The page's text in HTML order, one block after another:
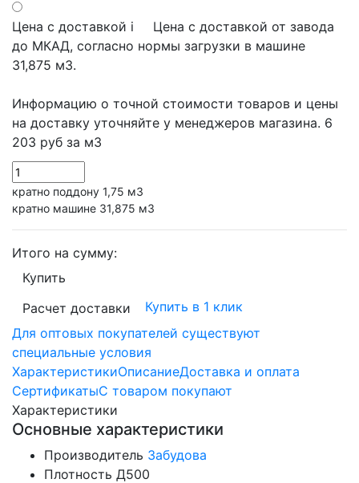
Цена с доставкой i
Цена с доставкой от завода
до МКАД, согласно нормы загрузки в машине
31,875 м3.
Информацию о точной стоимости товаров и цены
на доставку уточняйте у менеджеров магазина. 6
203 руб за м3
кратно поддону 1,75 м3
кратно машине 31,875 м3
Итого на сумму:
Купить
Расчет доставки
Купить в 1 клик
Для оптовых покупателей существуют
специальные условия
ХарактеристикиОписаниеДоставка и оплата
СертификатыС товаром покупают
Характеристики
Основные характеристики
Производитель Забудова
Плотность Д500